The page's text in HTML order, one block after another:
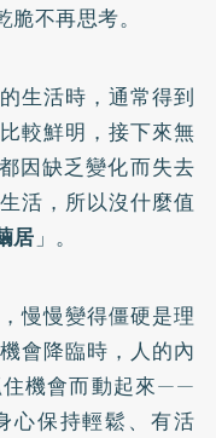
不再思考。
生活時，通常得到
較鮮明，接下來無
因缺乏變化而失去
活，所以沒什麼值
居 」。
慢慢變得僵硬是理
會降臨時，人的內
住機會而動起來——
心保持輕鬆、有活